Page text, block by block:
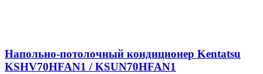
Напольно-потолочный кондиционер Kentatsu
KSHV70HFAN1 / KSUN70HFAN1